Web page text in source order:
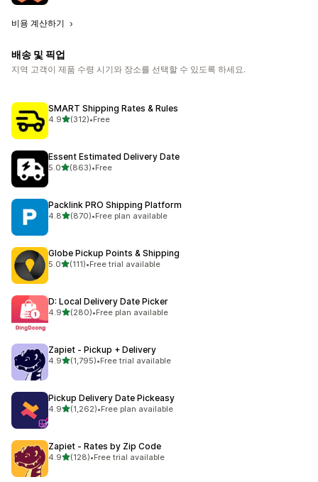
비용 계산하기
배송 및 픽업
지역 고객이 제품 수령 시기와 장소를 선택할 수 있도록 하세요.
SMART Shipping Rates & Rules
4.9별 5개 중
(312)
총 리뷰 312개
•Free
Essent Estimated Delivery Date
5.0별 5개 중
(863)
총 리뷰 863개
•Free
Packlink PRO Shipping Platform
4.8별 5개 중
(870)
총 리뷰 870개
•Free plan available
Globe Pickup Points & Shipping
5.0별 5개 중
(111)
총 리뷰 111개
•Free trial available
D: Local Delivery Date Picker
4.9별 5개 중
(280)
총 리뷰 280개
•Free plan available
Zapiet ‑ Pickup + Delivery
4.9별 5개 중
(1,795)
총 리뷰 1795개
•Free trial available
Pickup Delivery Date Pickeasy
4.9별 5개 중
(1,262)
총 리뷰 1262개
•Free plan available
Zapiet ‑ Rates by Zip Code
4.9별 5개 중
(128)
총 리뷰 128개
•Free trial available